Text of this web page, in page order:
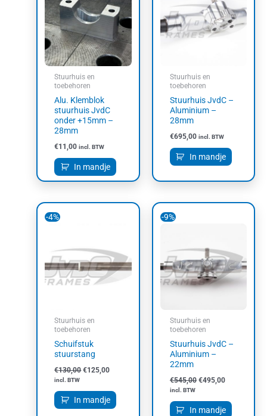
Stuurhuis en
toebehoren
Alu. Klemblok
stuurhuis JvdC
onder +15mm –
28mm
€11,00 incl. BTW
In mandje
Stuurhuis en
toebehoren
Stuurhuis JvdC –
Aluminium –
28mm
€695,00 incl. BTW
In mandje
-4%
Stuurhuis en
toebehoren
Schuifstuk
stuurstang
€130,00 €125,00
incl. BTW
In mandje
-9%
Stuurhuis en
toebehoren
Stuurhuis JvdC –
Aluminium –
22mm
€545,00 €495,00
incl. BTW
In mandje